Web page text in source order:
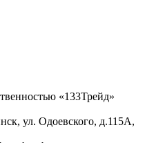
«133Трейд»
ул. Одоевского, д.115А,